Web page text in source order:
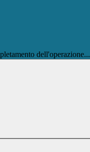
dell'operazione...